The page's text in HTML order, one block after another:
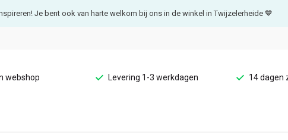
Je bent ook van harte welkom bij ons in de winkel in Twijzelerheide 💙
webshop Levering 1-3 werkdagen 14 dagen